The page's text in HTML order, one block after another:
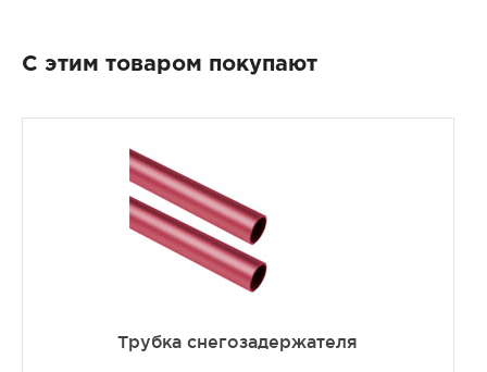
С этим товаром покупают
Трубка снегозадержателя